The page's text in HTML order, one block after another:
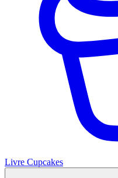
Livre Cupcakes